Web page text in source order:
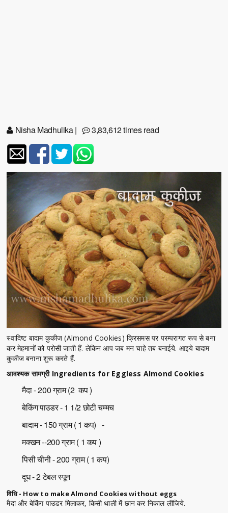
Nisha Madhulika| 3,83,612 times read
स्वादिष्ट बादाम कुकीज (Almond Cookies) क्रिसमस पर परम्परागत रूप से बना
कर मेहमानों को परोसी जाती हैं. लेकिन आप जब मन चाहे तब बनाईये. आइये बादाम
कुकीज बनाना शुरू करते हैं.
आवश्यक सामग्री Ingredients for Eggless Almond Cookies
मैदा - 200 ग्राम (2 कप )
बेकिंग पाउडर - 1 1/2 छोटी चम्मच
बादाम - 150 ग्राम ( 1 कप) -
मक्खन --200 ग्राम ( 1 कप )
पिसी चीनी - 200 ग्राम ( 1 कप)
दूध - 2 टेबल स्पून
विधि - How to make Almond Cookies without eggs
मैदा और बेकिंग पाउडर मिलाकर, किसी थाली में छान कर निकाल लीजिये.